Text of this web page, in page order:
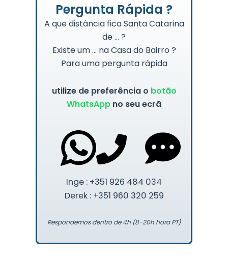
Pergunta Rápida ?
A que distância fica Santa Catarina
de … ?
Existe um … na Casa do Bairro ?
Para uma pergunta rápida
utilize de preferência o botão
WhatsApp no seu ecrã
Inge : +351 926 484 034
Derek : +351 960 320 259
Respondemos dentro de 4h (8-20h hora PT)